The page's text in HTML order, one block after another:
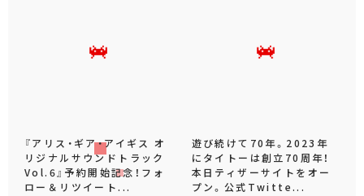
『アリス・ギア・アイギス オ
リジナルサウンドトラック
Vol.6』予約開始記念！フォ
ロー＆リツイート...
遊び続けて70年。2023年
にタイトーは創立70周年！
本日ティザーサイトをオー
プン。公式Twitte...